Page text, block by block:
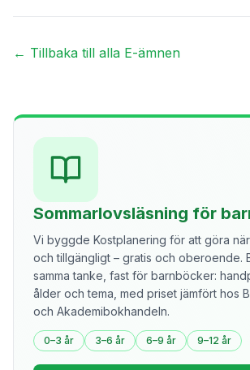
← Tillbaka till alla E-ämnen
Sommarlovsläsning för
Vi byggde Kostplanering för att göra
och tillgängligt – gratis och oberoende.
samma tanke, fast för barnböcker:
ålder och tema, med priset jämfört hos
och Akademibokhandeln.
0–3 år 3–6 år 6–9 år 9–12 år